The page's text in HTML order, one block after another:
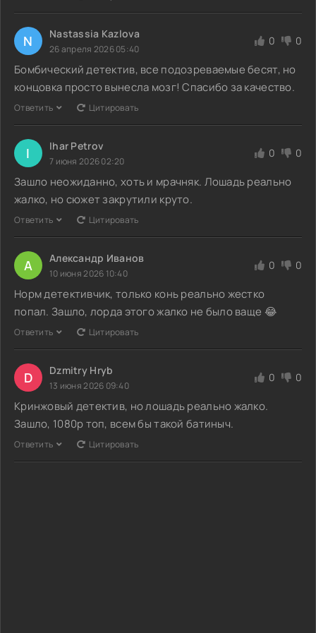
N Nastassia Kazlova
26 апреля 2026 05:40
0 0
Бомбический детектив, все подозреваемые бесят, но
концовка просто вынесла мозг! Спасибо за качество.
Ответить Цитировать
I Ihar Petrov
7 июня 2026 02:20
0 0
Зашло неожиданно, хоть и мрачняк. Лошадь реально
жалко, но сюжет закрутили круто.
Ответить Цитировать
А Александр Иванов
10 июня 2026 10:40
0 0
Норм детективчик, только конь реально жестко
попал. Зашло, лорда этого жалко не было ваще 😂
Ответить Цитировать
D Dzmitry Hryb
13 июня 2026 09:40
0 0
Кринжовый детектив, но лошадь реально жалко.
Зашло, 1080p топ, всем бы такой батиныч.
Ответить Цитировать